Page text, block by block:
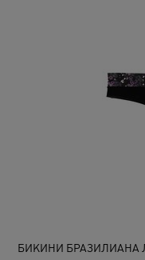
БИКИНИ БРАЗИЛИАНА